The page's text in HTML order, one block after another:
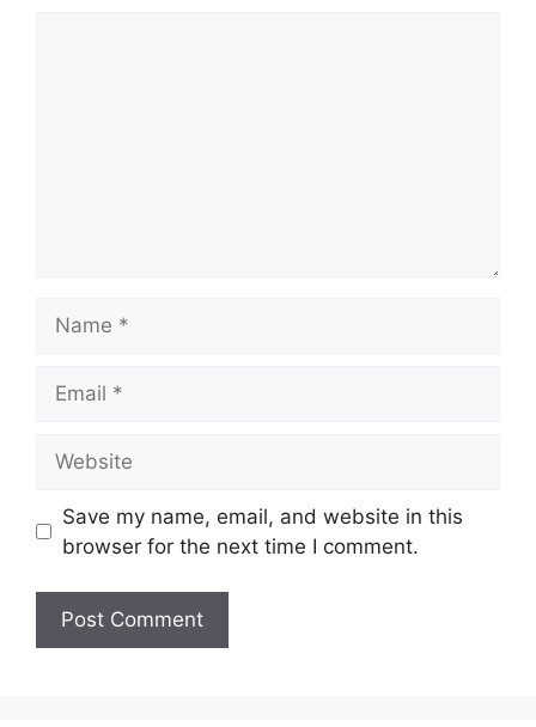
Save my name, email, and website in this
browser for the next time I comment.